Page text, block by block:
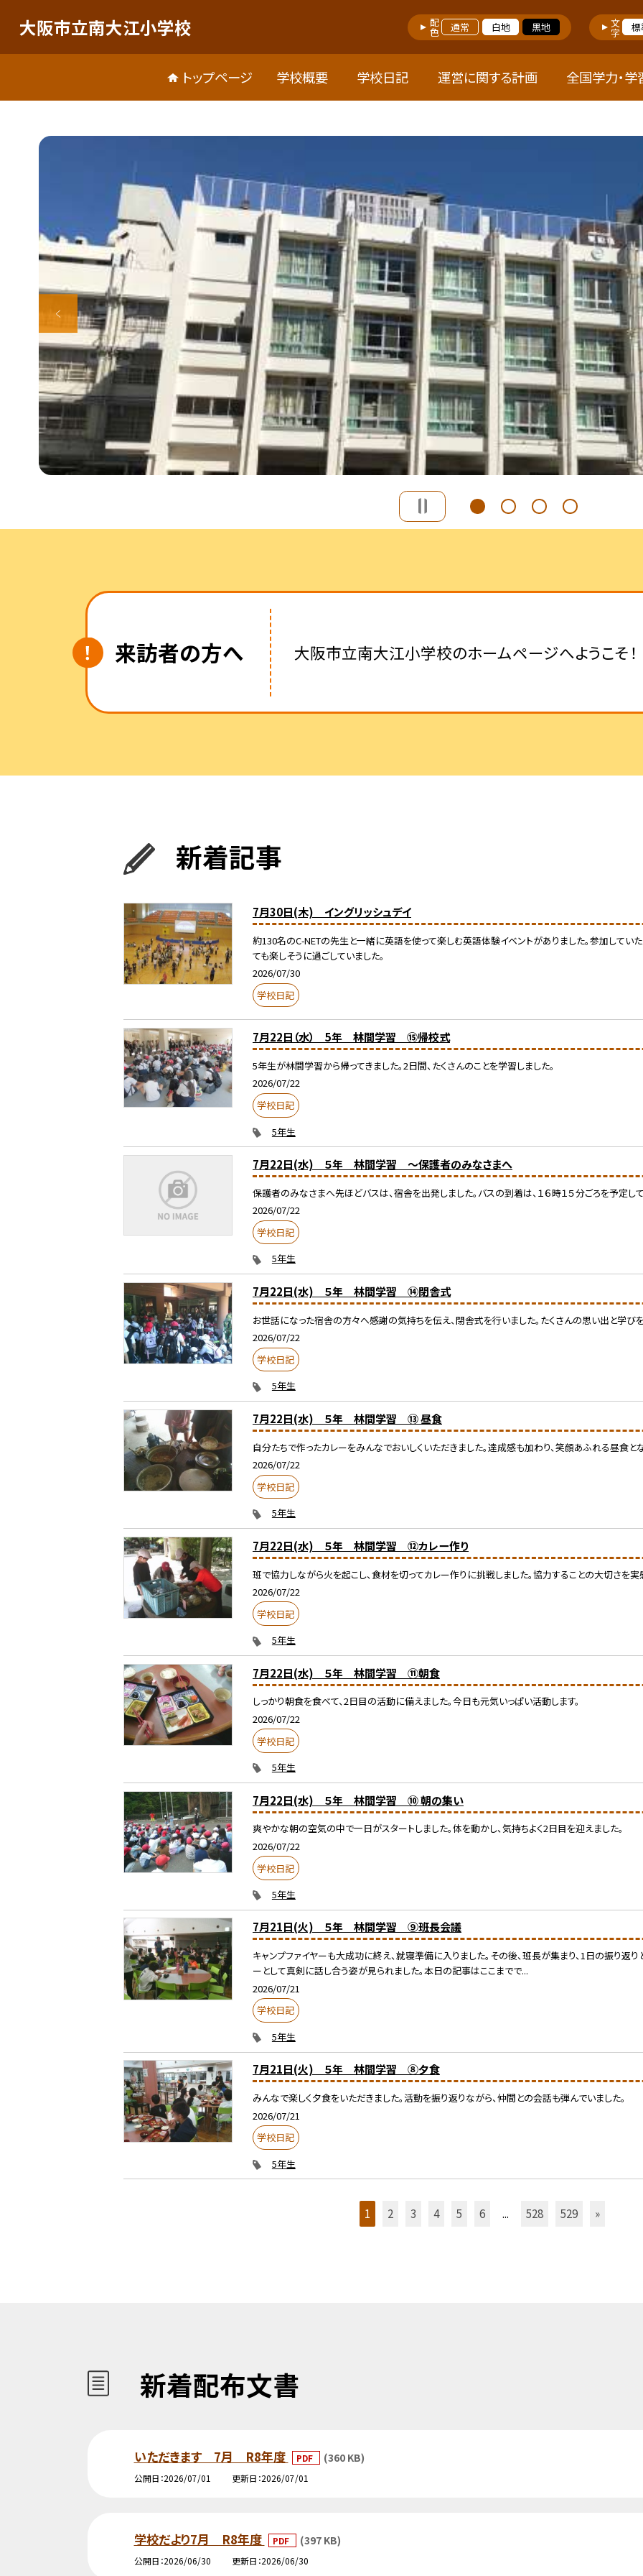
大阪市立南大江小学校 配色 通常 白地 黒地 文字
トップページ 学校概要 学校日記 運営に関する計画 全国学力・
来訪者の方へ 大阪市立南大江小学校のホームページへようこそ！
新着記事
7月30日(木) イングリッシュデイ
約130名のC-NETの先生と一緒に英語を使って楽しむ英語体験イベントがありました。参加してい
ても楽しそうに過ごしていました。
2026/07/30
学校日記
7月22日（水） 5年 林間学習 ⑮帰校式
5年生が林間学習から帰ってきました。2日間、たくさんのことを学習しました。
2026/07/22
学校日記
5年生
7月22日(水) ５年 林間学習 ～保護者のみなさまへ
保護者のみなさまへ先ほどバスは、宿舎を出発しました。バスの到着は、１６時１５分ごろを予定し
2026/07/22
学校日記
5年生
7月22日(水) ５年 林間学習 ⑭閉舎式
お世話になった宿舎の方々へ感謝の気持ちを伝え、閉舎式を行いました。たくさんの思い出と学び
2026/07/22
学校日記
5年生
7月22日(水) ５年 林間学習 ⑬ 昼食
自分たちで作ったカレーをみんなでおいしくいただきました。達成感も加わり、笑顔あふれる昼食と
2026/07/22
学校日記
5年生
7月22日(水) ５年 林間学習 ⑫カレー作り
班で協力しながら火を起こし、食材を切ってカレー作りに挑戦しました。協力することの大切さを実
2026/07/22
学校日記
5年生
7月22日(水) ５年 林間学習 ⑪朝食
しっかり朝食を食べて、2日目の活動に備えました。今日も元気いっぱい活動します。
2026/07/22
学校日記
5年生
7月22日(水) ５年 林間学習 ⑩ 朝の集い
爽やかな朝の空気の中で一日がスタートしました。体を動かし、気持ちよく2日目を迎えました。
2026/07/22
学校日記
5年生
7月21日(火) ５年 林間学習 ⑨班長会議
キャンプファイヤーも大成功に終え、就寝準備に入りました。その後、班長が集まり、1日の振り返
ーとして真剣に話し合う姿が見られました。本日の記事はここまでで...
2026/07/21
学校日記
5年生
7月21日(火) ５年 林間学習 ⑧夕食
みんなで楽しく夕食をいただきました。活動を振り返りながら、仲間との会話も弾んでいました。
2026/07/21
学校日記
5年生
1 2 3 4 5 6 ... 528 529 »
新着配布文書
いただきます 7月 R8年度 PDF (360 KB)
公開日 2026/07/01 更新日 2026/07/01
学校だより7月 R8年度 PDF (397 KB)
公開日 2026/06/30 更新日 2026/06/30